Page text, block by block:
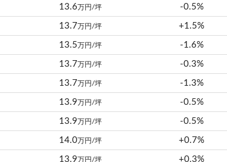
13.6万円/坪 -0.5%
13.7万円/坪 +1.5%
13.5万円/坪 -1.6%
13.7万円/坪 -0.3%
13.7万円/坪 -1.3%
13.9万円/坪 -0.5%
13.9万円/坪 -0.5%
14.0万円/坪 +0.7%
13.9万円/坪 +0.3%